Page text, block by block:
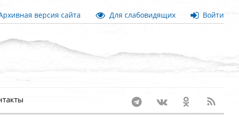
версия сайта Для слабовидящих Войти